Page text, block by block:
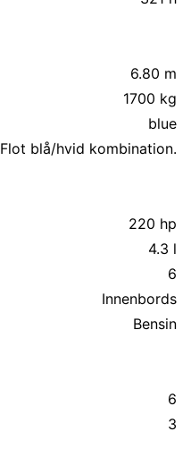
6.80 m
1700 kg
blue
Flot blå/hvid kombination.
220 hp
4.3 l
6
Innenbords
Bensin
6
3